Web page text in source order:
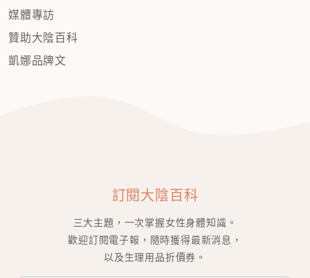
媒體專訪
贊助大陰百科
凱娜品牌文
訂閱大陰百科
三大主題，一次掌握女性身體知識。
歡迎訂閱電子報，隨時獲得最新消息，
以及生理用品折價券。